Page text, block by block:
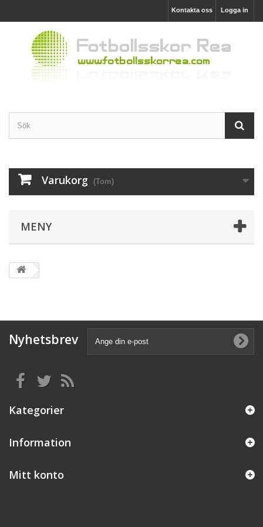
Logga in
Kontakta oss
Varukorg (Tom)
MENY
Nyhetsbrev
Kategorier
Information
Mitt konto